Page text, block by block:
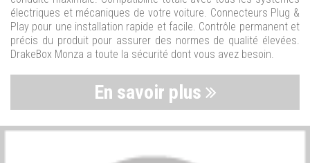
électriques et mécaniques de votre voiture. Connecteurs Plug &
Play pour une installation rapide et facile. Contrôle permanent et
précis du produit pour assurer des normes de qualité élevées.
DrakeBox Monza a toute la sécurité dont vous avez besoin.
En savoir plus